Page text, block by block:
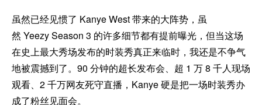
虽然已经见惯了 Kanye West 带来的大阵势，虽
然 Yeezy Season 3 的许多细节都有提前曝光，但当这场
在史上最大秀场发布的时装秀真正来临时，我还是不争气
地被震撼到了。90 分钟的超长发布会、超 1 万 8 千人现场
观看、2 千万网友死守直播，Kanye 硬是把一场时装秀办
成了粉丝见面会。